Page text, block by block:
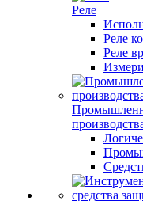
Реле
Реле
Реле